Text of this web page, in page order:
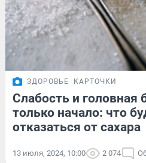
ЗДОРОВЬЕ КАРТОЧКИ
Слабость и головная
только начало: что
отказаться от сахара
13 июля, 2024, 10:00 2 074